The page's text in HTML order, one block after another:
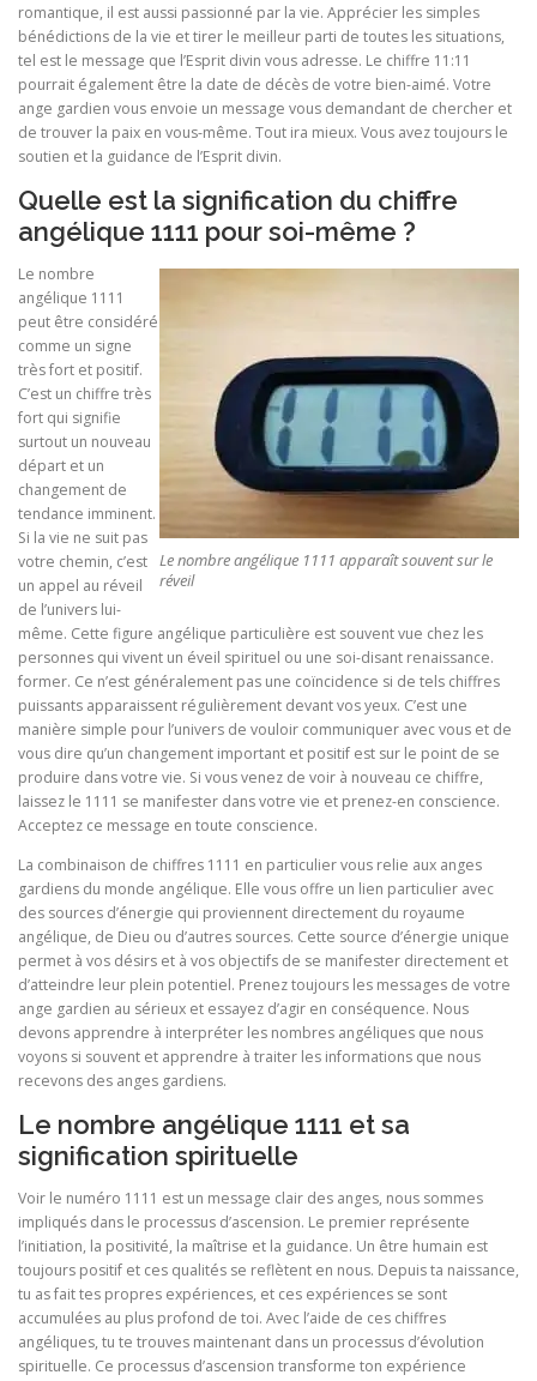
romantique, il est aussi passionné par la vie. Apprécier les simples
bénédictions de la vie et tirer le meilleur parti de toutes les situations,
tel est le message que l’Esprit divin vous adresse. Le chiffre 11:11
pourrait également être la date de décès de votre bien-aimé. Votre
ange gardien vous envoie un message vous demandant de chercher et
de trouver la paix en vous-même. Tout ira mieux. Vous avez toujours le
soutien et la guidance de l’Esprit divin.
Quelle est la signification du chiffre
angélique 1111 pour soi-même ?
Le nombre angélique 1111 apparaît souvent sur le
réveil
Le nombre
angélique 1111
peut être considéré
comme un signe
très fort et positif.
C’est un chiffre très
fort qui signifie
surtout un nouveau
départ et un
changement de
tendance imminent.
Si la vie ne suit pas
votre chemin, c’est
un appel au réveil
de l’univers lui-
même. Cette figure angélique particulière est souvent vue chez les
personnes qui vivent un éveil spirituel ou une soi-disant renaissance.
former. Ce n’est généralement pas une coïncidence si de tels chiffres
puissants apparaissent régulièrement devant vos yeux. C’est une
manière simple pour l’univers de vouloir communiquer avec vous et de
vous dire qu’un changement important et positif est sur le point de se
produire dans votre vie. Si vous venez de voir à nouveau ce chiffre,
laissez le 1111 se manifester dans votre vie et prenez-en conscience.
Acceptez ce message en toute conscience.
La combinaison de chiffres 1111 en particulier vous relie aux anges
gardiens du monde angélique. Elle vous offre un lien particulier avec
des sources d’énergie qui proviennent directement du royaume
angélique, de Dieu ou d’autres sources. Cette source d’énergie unique
permet à vos désirs et à vos objectifs de se manifester directement et
d’atteindre leur plein potentiel. Prenez toujours les messages de votre
ange gardien au sérieux et essayez d’agir en conséquence. Nous
devons apprendre à interpréter les nombres angéliques que nous
voyons si souvent et apprendre à traiter les informations que nous
recevons des anges gardiens.
Le nombre angélique 1111 et sa
signification spirituelle
Voir le numéro 1111 est un message clair des anges, nous sommes
impliqués dans le processus d’ascension. Le premier représente
l’initiation, la positivité, la maîtrise et la guidance. Un être humain est
toujours positif et ces qualités se reflètent en nous. Depuis ta naissance,
tu as fait tes propres expériences, et ces expériences se sont
accumulées au plus profond de toi. Avec l’aide de ces chiffres
angéliques, tu te trouves maintenant dans un processus d’évolution
spirituelle. Ce processus d’ascension transforme ton expérience